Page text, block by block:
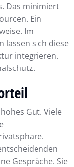
Das minimiert
Ein
Im
lassen sich diese
integrieren.
Gut. Viele
Gespräche. Sie